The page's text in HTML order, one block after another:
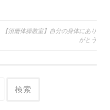
【須磨体操教室】自分の身体にあり
がとう